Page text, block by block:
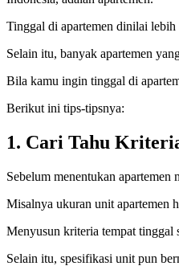
Tinggal di apartemen dinilai
Selain itu, banyak apartemen
Bila kamu ingin tinggal di
Berikut ini tips-tipsnya:
1. Cari Tahu
Sebelum menentukan
Misalnya ukuran unit apartemen
Menyusun kriteria tempat tinggal
Selain itu, spesifikasi unit pun